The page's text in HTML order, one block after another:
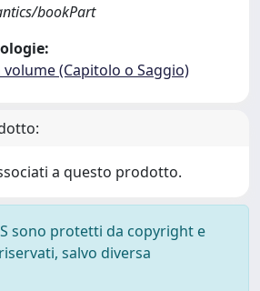
bookPart
(Capitolo o Saggio)
a questo prodotto.
sono protetti da copyright e
salvo diversa